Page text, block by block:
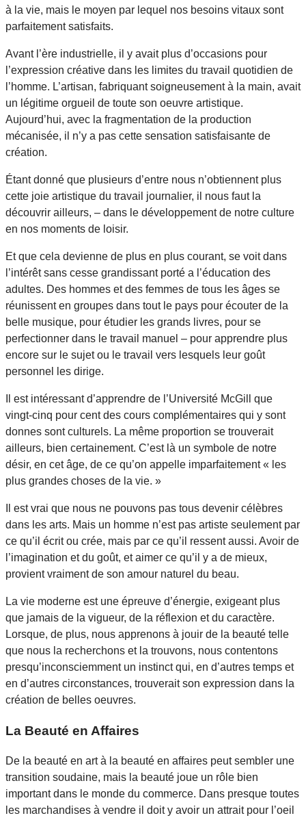
à la vie, mais le moyen par lequel nos besoins vitaux sont
parfaitement satisfaits.
Avant l’ère industrielle, il y avait plus d’occasions pour
l’expression créative dans les limites du travail quotidien de
l’homme. L’artisan, fabriquant soigneusement à la main, avait
un légitime orgueil de toute son oeuvre artistique.
Aujourd’hui, avec la fragmentation de la production
mécanisée, il n’y a pas cette sensation satisfaisante de
création.
Étant donné que plusieurs d’entre nous n’obtiennent plus
cette joie artistique du travail journalier, il nous faut la
découvrir ailleurs, – dans le développement de notre culture
en nos moments de loisir.
Et que cela devienne de plus en plus courant, se voit dans
l’intérêt sans cesse grandissant porté a l’éducation des
adultes. Des hommes et des femmes de tous les âges se
réunissent en groupes dans tout le pays pour écouter de la
belle musique, pour étudier les grands livres, pour se
perfectionner dans le travail manuel – pour apprendre plus
encore sur le sujet ou le travail vers lesquels leur goût
personnel les dirige.
Il est intéressant d’apprendre de l’Université McGill que
vingt-cinq pour cent des cours complémentaires qui y sont
donnes sont culturels. La même proportion se trouverait
ailleurs, bien certainement. C’est là un symbole de notre
désir, en cet âge, de ce qu’on appelle imparfaitement « les
plus grandes choses de la vie. »
Il est vrai que nous ne pouvons pas tous devenir célèbres
dans les arts. Mais un homme n’est pas artiste seulement par
ce qu’il écrit ou crée, mais par ce qu’il ressent aussi. Avoir de
l’imagination et du goût, et aimer ce qu’il y a de mieux,
provient vraiment de son amour naturel du beau.
La vie moderne est une épreuve d’énergie, exigeant plus
que jamais de la vigueur, de la réflexion et du caractère.
Lorsque, de plus, nous apprenons à jouir de la beauté telle
que nous la recherchons et la trouvons, nous contentons
presqu’inconsciemment un instinct qui, en d’autres temps et
en d’autres circonstances, trouverait son expression dans la
création de belles oeuvres.
La Beauté en Affaires
De la beauté en art à la beauté en affaires peut sembler une
transition soudaine, mais la beauté joue un rôle bien
important dans le monde du commerce. Dans presque toutes
les marchandises à vendre il doit y avoir un attrait pour l’oeil